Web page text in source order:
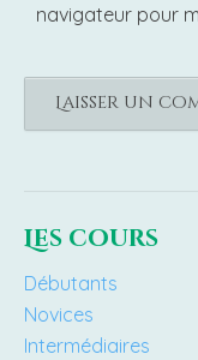
navigateur pour
Les cours
Débutants
Novices
Intermédiaires